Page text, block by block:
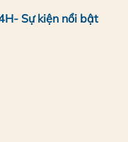
Sự kiện nổi bật